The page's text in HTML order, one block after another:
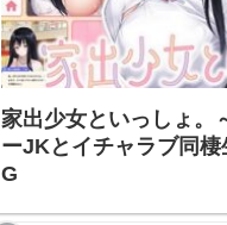
家出少女といっしょ。
ーJKとイチャラブ同
G